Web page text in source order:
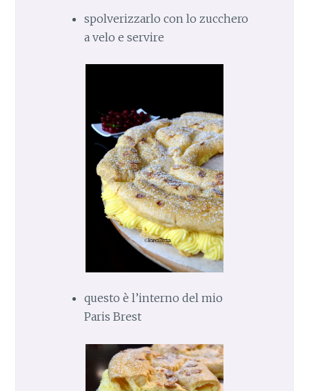
spolverizzarlo con lo zucchero
a velo e servire
questo è l’interno del mio
Paris Brest